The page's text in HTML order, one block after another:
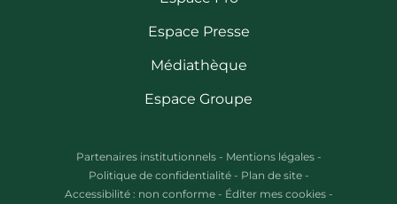
Espace Presse
Médiathèque
Espace Groupe
Partenaires institutionnels - Mentions légales -
Politique de confidentialité - Plan de site -
Accessibilité : non conforme - Éditer mes cookies -